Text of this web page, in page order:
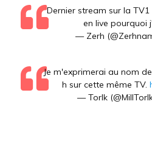
Dernier stream sur la
en live pourquoi
— Zerh
Je m'exprimerai au nom
h sur cette même TV.
— Torlk